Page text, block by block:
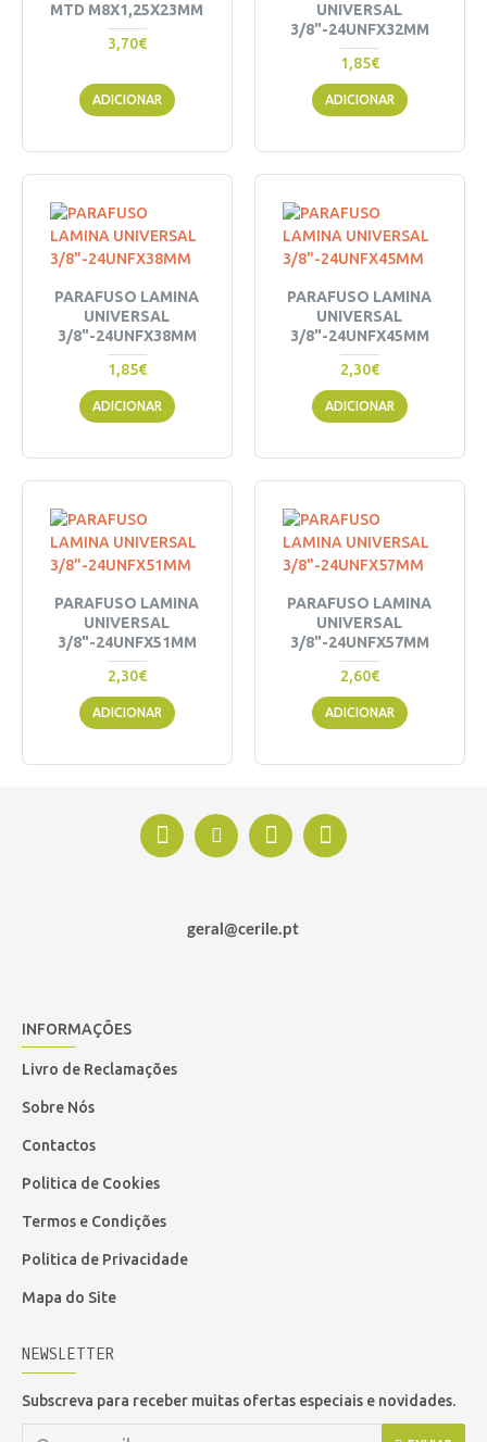
MTD M8X1,25X23MM
3,70€
ADICIONAR
UNIVERSAL
3/8"-24UNFX32MM
1,85€
ADICIONAR
PARAFUSO LAMINA
UNIVERSAL
3/8"-24UNFX38MM
1,85€
ADICIONAR
PARAFUSO LAMINA
UNIVERSAL
3/8"-24UNFX45MM
2,30€
ADICIONAR
PARAFUSO LAMINA
UNIVERSAL
3/8"-24UNFX51MM
2,30€
ADICIONAR
PARAFUSO LAMINA
UNIVERSAL
3/8"-24UNFX57MM
2,60€
ADICIONAR
geral@cerile.pt
INFORMAÇÕES
Livro de Reclamações
Sobre Nós
Contactos
Politica de Cookies
Termos e Condições
Politica de Privacidade
Mapa do Site
NEWSLETTER
Subscreva para receber muitas ofertas especiais e novidades.